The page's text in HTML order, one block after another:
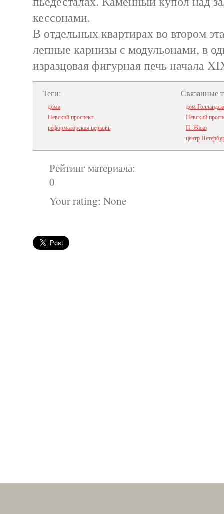
кессонами.
В отдельных квартирах во втором
лепные карнизы с модульонами, в
изразцовая фигурная печь начала
Теги:
дома
Невский проспект
реформаторская церковь
Связанные
дом
Невский
П. Жако
центр
Рейтинг материала:
0
Your rating: None